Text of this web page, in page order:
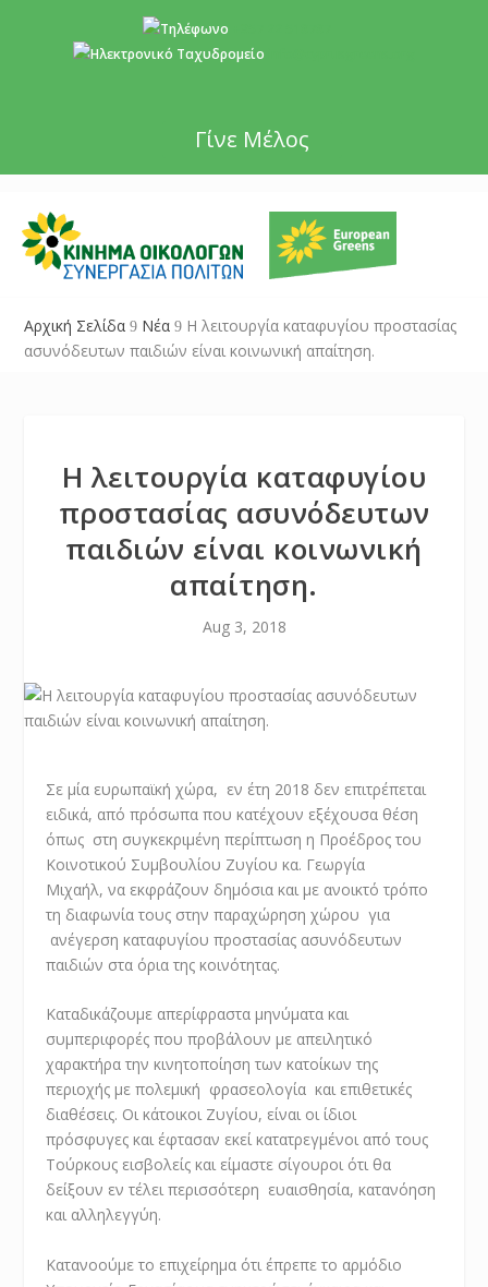
Γίνε Μέλος
Αρχική Σελίδα 9 Νέα 9 Η λειτουργία καταφυγίου προστασίας
ασυνόδευτων παιδιών είναι κοινωνική απαίτηση.
Η λειτουργία καταφυγίου
προστασίας ασυνόδευτων
παιδιών είναι κοινωνική
απαίτηση.
Aug 3, 2018
Σε μία ευρωπαϊκή χώρα, εν έτη 2018 δεν επιτρέπεται
ειδικά, από πρόσωπα που κατέχουν εξέχουσα θέση
όπως στη συγκεκριμένη περίπτωση η Προέδρος του
Κοινοτικού Συμβουλίου Ζυγίου κα. Γεωργία
Μιχαήλ, να εκφράζουν δημόσια και με ανοικτό τρόπο
τη διαφωνία τους στην παραχώρηση χώρου για
ανέγερση καταφυγίου προστασίας ασυνόδευτων
παιδιών στα όρια της κοινότητας.
Καταδικάζουμε απερίφραστα μηνύματα και
συμπεριφορές που προβάλουν με απειλητικό
χαρακτήρα την κινητοποίηση των κατοίκων της
περιοχής με πολεμική φρασεολογία και επιθετικές
διαθέσεις. Οι κάτοικοι Ζυγίου, είναι οι ίδιοι
πρόσφυγες και έφτασαν εκεί κατατρεγμένοι από τους
Τούρκους εισβολείς και είμαστε σίγουροι ότι θα
δείξουν εν τέλει περισσότερη ευαισθησία, κατανόηση
και αλληλεγγύη.
Κατανοούμε το επιχείρημα ότι έπρεπε το αρμόδιο